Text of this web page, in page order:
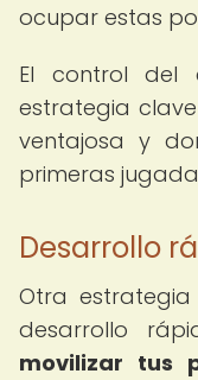
ocupar estas
El control del
estrategia
ventajosa y
primeras
Desarrollo
Otra
desarrollo
movilizar tus